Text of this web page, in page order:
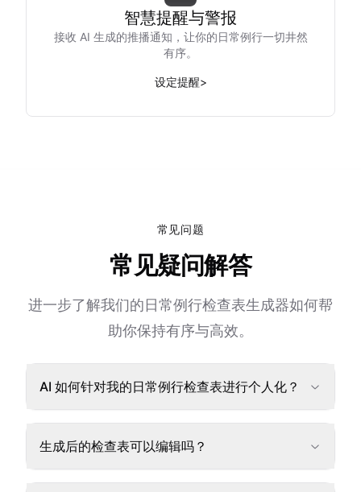
智慧提醒与警报
接收 AI 生成的推播通知，让你的日常例行一切井然
有序。
设定提醒>
常见问题
常见疑问解答
进一步了解我们的日常例行检查表生成器如何帮
助你保持有序与高效。
AI 如何针对我的日常例行检查表进行个人化？
生成后的检查表可以编辑吗？